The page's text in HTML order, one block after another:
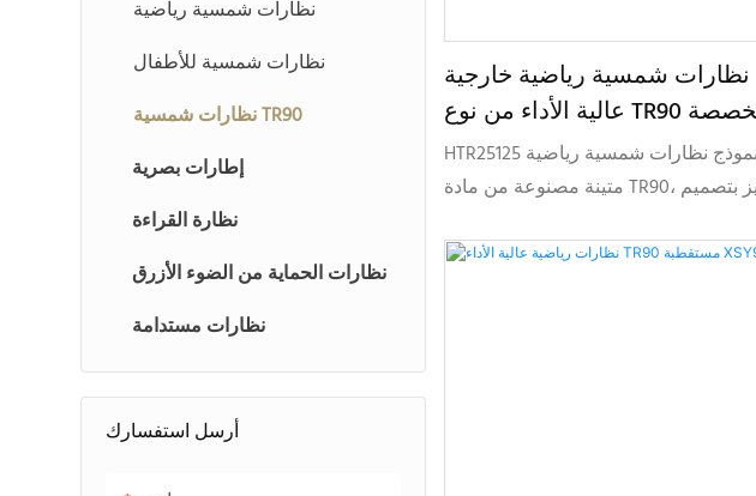
نظارات شمسية رياضية
نظارات شمسية للأطفال
نظارات شمسية TR90
إطارات بصرية
نظارة القراءة
نظارات الحماية من الضوء الأزرق
نظارات مستدامة
أرسل استفسارك
نظارات شمسية رياضية خارجية
عالية الأداء من نوع TR90 مخصصة
HTR25125
HTR25125 هو نموذج نظارات شمسية رياضية
متينة مصنوعة من مادة TR90، تتميز بتصميم
الكامل من قبل مصنعي المعدات